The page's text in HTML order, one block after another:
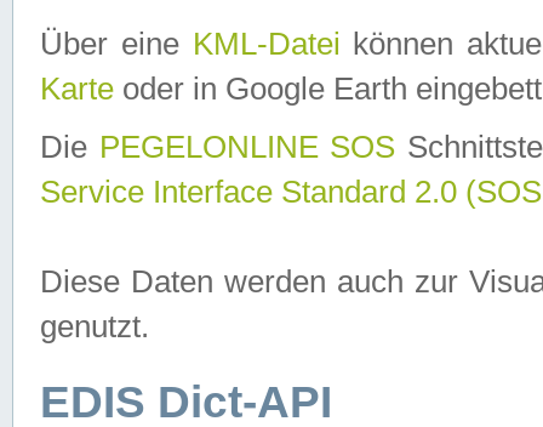
Über eine KML-Datei können
Karte oder in Google Earth
Die PEGELONLINE SOS
Service Interface Standard 2.0
Diese Daten werden auch zur
genutzt.
EDIS Dict-API